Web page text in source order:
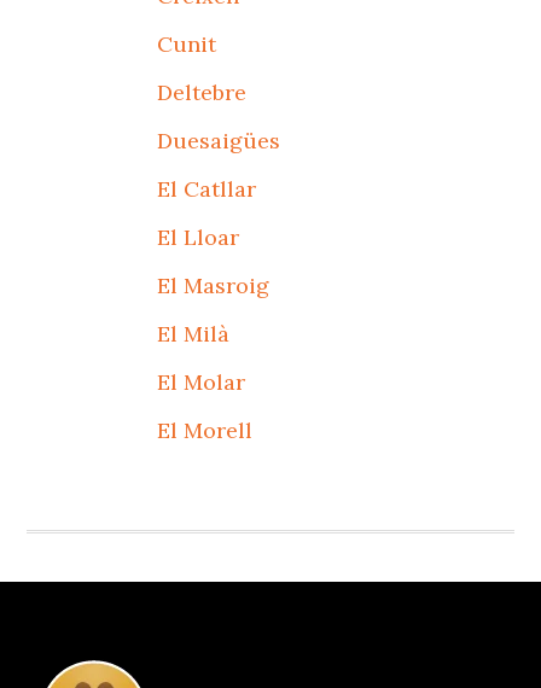
Cunit
Deltebre
Duesaigües
El Catllar
El Lloar
El Masroig
El Milà
El Molar
El Morell